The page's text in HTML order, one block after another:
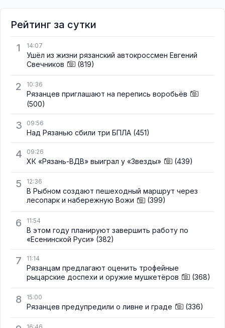
Рейтинг за сутки
1
14:07
Ушёл из жизни рязанский автокроссмен Евгений
Свечников
(819)
2 10:36
Рязанцев приглашают на перепись воробьёв
(500)
3 09:56
Над Рязанью сбили три БПЛА (451)
4 09:26
ХК «Рязань-ВДВ» выиграл у «Звезды» (439)
5 12:36
В Рыбном создают пешеходный маршрут через
лесопарк и набережную Вожи
(399)
6 11:54
В этом году планируют завершить работу по
«Есенинской Руси» (382)
7 11:14
Рязанцам предлагают оценить трофейные
рыцарские доспехи и оружие мушкетёров
(368)
8 15:00
Рязанцев предупредили о ливне и граде (336)